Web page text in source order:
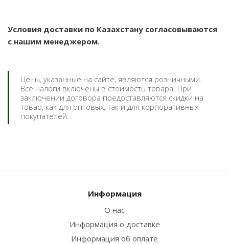
Условия доставки по Казахстану согласовываются
с нашим менеджером.
Цены, указанные на сайте, являются розничными.
Все налоги включены в стоимость товара. При
заключении договора предоставляются скидки на
товар, как для оптовых, так и для корпоративных
покупателей.
Информация
О нас
Информация о доставке
Информация об оплате